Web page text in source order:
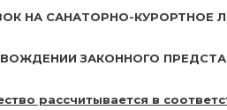
НА САНАТОРНО-КУРОРТНОЕ
ЗАКОННОГО
рассчитывается в